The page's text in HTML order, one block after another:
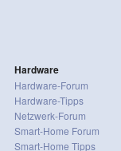
Hardware
Hardware-Forum
Hardware-Tipps
Netzwerk-Forum
Smart-Home Forum
Smart-Home Tipps